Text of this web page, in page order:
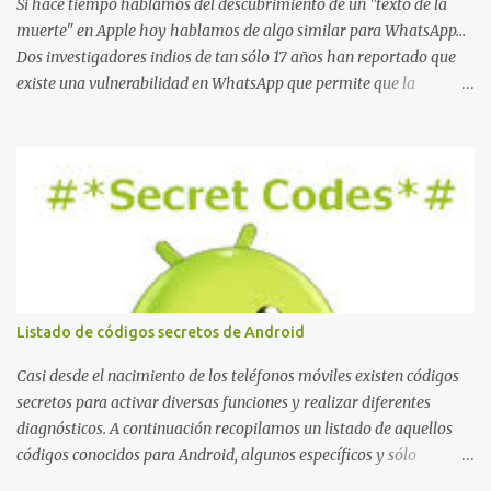
Si hace tiempo hablamos del descubrimiento de un "texto de la
muerte" en Apple hoy hablamos de algo similar para WhatsApp...
Dos investigadores indios de tan sólo 17 años han reportado que
existe una vulnerabilidad en WhatsApp que permite que la
La vulnerabilidad ha sido probada y funciona correctamente en la
mayoría de las versiones de Android y de WhatsApp incluyendo la
2.11.431 y 2.11.432. Sin embargo todavía no se ha probado en iOS y
Windows no parece ser vulnerable. Esto podría provocar que se
extienda como una pesada broma la moda de bloquear WhatsApp
a otras personas, cuyo modo de recuperar el uso de la misma sería
borrando la conversación y el historial de chat con quien
estábamos conversando. Imaginad que ocurre si este mensaje se
envía a un grupo... Fuente: Crash Your Friends' WhatsApp
Remotely with Just a Message
Listado de códigos secretos de Android
Casi desde el nacimiento de los teléfonos móviles existen códigos
secretos para activar diversas funciones y realizar diferentes
diagnósticos. A continuación recopilamos un listado de aquellos
códigos conocidos para Android, algunos específicos y sólo